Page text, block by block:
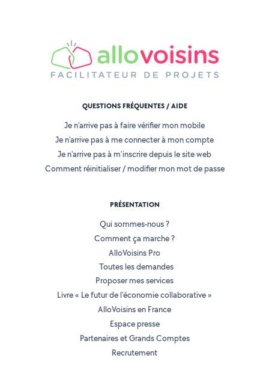
QUESTIONS FRÉQUENTES / AIDE
Je n'arrive pas à faire vérifier mon mobile
Je n'arrive pas à me connecter à mon compte
Je n'arrive pas à m'inscrire depuis le site web
Comment réinitialiser / modifier mon mot de passe
PRÉSENTATION
Qui sommes-nous ?
Comment ça marche ?
AlloVoisins Pro
Toutes les demandes
Proposer mes services
Livre « Le futur de l'économie collaborative »
AlloVoisins en France
Espace presse
Partenaires et Grands Comptes
Recrutement